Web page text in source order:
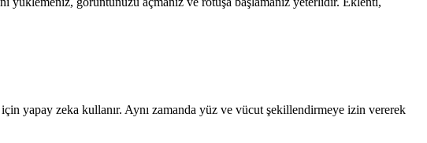
yapay zeka kullanır. Aynı zamanda yüz ve vücut şekillendirmeye izin vererek